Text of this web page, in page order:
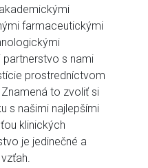
farmaceutickými
s nami
prostredníctvom
to zvoliť si
s našimi najlepšími
klinických
je jedinečné a